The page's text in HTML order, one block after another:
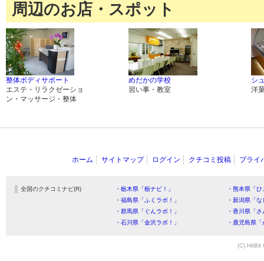
周辺のお店・スポット
整体ボディサポート
エステ・リラクゼーショ
ン・マッサージ・整体
めだかの学校
習い事・教室
シ
洋
ホーム サイトマップ ログイン クチコミ投稿 プライ
全国のクチコミナビ(R) ・栃木県「栃ナビ！」
・熊本県「
・福島県「ふくラボ！」
・新潟県「
・群馬県「ぐんラボ！」
・香川県「
・石川県「金沢ラボ！」
・鹿児島県
(C) HitBit